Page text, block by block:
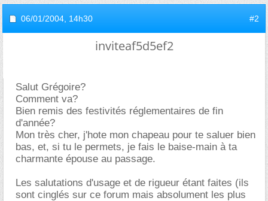
06/01/2004, 14h30 #2
inviteaf5d5ef2
Salut Grégoire?
Comment va?
Bien remis des festivités réglementaires de fin
d'année?
Mon très cher, j'hote mon chapeau pour te saluer bien
bas, et, si tu le permets, je fais le baise-main à ta
charmante épouse au passage.
Les salutations d'usage et de rigueur étant faites (ils
sont cinglés sur ce forum mais absolument les plus